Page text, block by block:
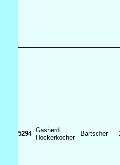
5294 Gasherd
Hockerkocher
Bartscher